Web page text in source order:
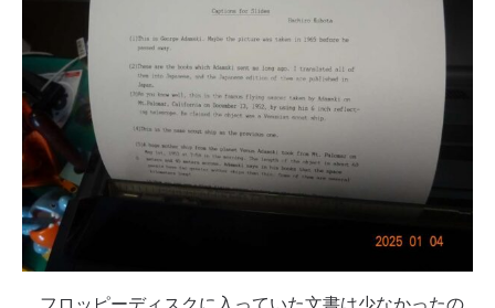
フロッピーディスクに入っていた文書は少なかったの